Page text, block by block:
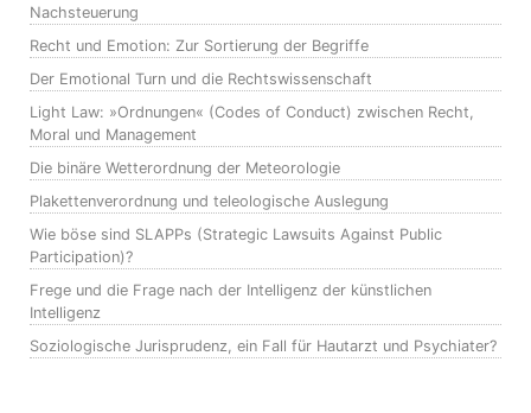
Nachsteuerung
Recht und Emotion: Zur Sortierung der Begriffe
Der Emotional Turn und die Rechtswissenschaft
Light Law: »Ordnungen« (Codes of Conduct) zwischen Recht,
Moral und Management
Die binäre Wetterordnung der Meteorologie
Plakettenverordnung und teleologische Auslegung
Wie böse sind SLAPPs (Strategic Lawsuits Against Public
Participation)?
Frege und die Frage nach der Intelligenz der künstlichen
Intelligenz
Soziologische Jurisprudenz, ein Fall für Hautarzt und Psychiater?